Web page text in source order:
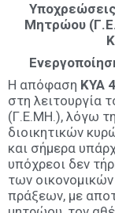
Μητρώου
Η απόφαση ΚΥΑ
στη λειτουργία
(Γ.Ε.ΜΗ.), λόγω
διοικητικών
και σήμερα
υπόχρεοι δεν
των
πράξεων, με